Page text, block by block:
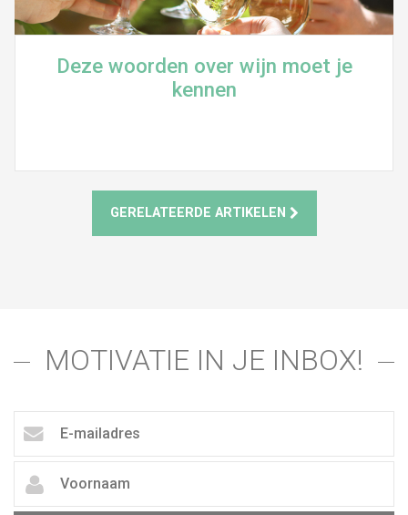
Deze woorden over wijn moet je
kennen
GERELATEERDE ARTIKELEN
MOTIVATIE IN JE INBOX!